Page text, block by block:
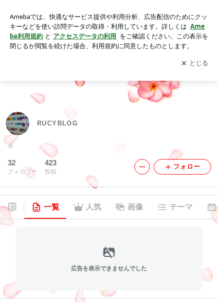
アプリをダウンロードして ブログの更新通知
を受け取りまし
ょう。
開く
RUCYBLOG
☆
32
フォロワー
423
投稿
フォロー
一覧 人気 画像 テーマ
広告を表示できませんでした